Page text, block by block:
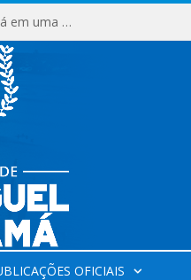
Milhares de fiéis tomam as ruas de São Miguel do Guamá em uma grande celebração de fé na Marcha para Jesus 2026.
OFICIAIS